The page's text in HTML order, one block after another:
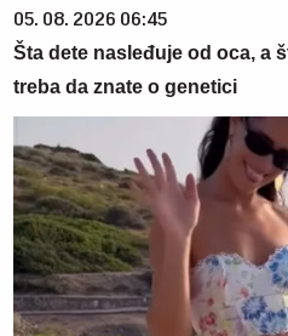
05. 08. 2026 06:45
Šta dete nasleđuje od oca, a
treba da znate o genetici